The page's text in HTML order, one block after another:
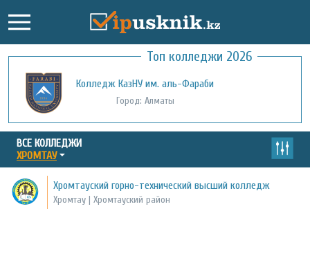
Топ колледжи 2026
Колледж КазНУ им. аль-Фараби
Город: Алматы
ВСЕ КОЛЛЕДЖИ
ХРОМТАУ
Хромтауский горно-технический высший колледж
Хромтау | Хромтауский район